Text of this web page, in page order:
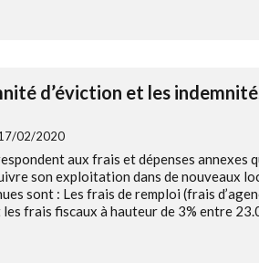
d’éviction et les
02/2020
aux frais et dépenses annexes
son exploitation dans de nouveaux
sont : Les frais de remploi (frais
les frais fiscaux à hauteur de 3% entre